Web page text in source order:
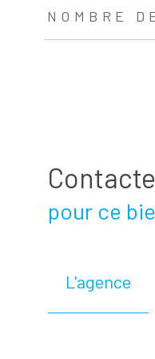
NOMBRE
pour ce
L'agence